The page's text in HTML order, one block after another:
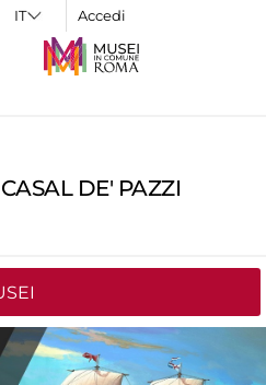
Accedi
DE' PAZZI